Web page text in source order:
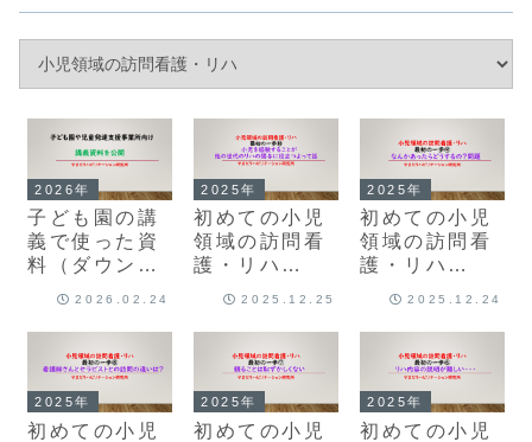
2026年
子ども園の講
義で使った資
料（ダウンロ
2026.02.24
2025年
初めての小児
領域の訪問看
護・リハ
他の世代のリ
ハの関与に役
立つよって
話」
2025.12.25
2025年
初めての小児
領域の訪問看
護・リハ
の？」問題の
こと
2025.12.24
2025年
初めての小児
2025年
初めての小児
2025年
初めての小児